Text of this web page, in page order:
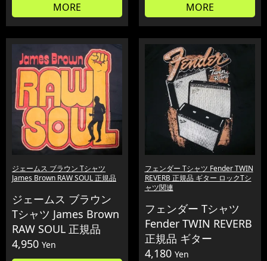
MORE MORE
ジェームス ブラウン Tシャツ
James Brown RAW SOUL 正規品
ジェームス ブラウン
Tシャツ James Brown
RAW SOUL 正規品
4,950 Yen
フェンダー Tシャツ Fender TWIN
REVERB 正規品 ギター ロックTシ
ャツ関連
フェンダー Tシャツ
Fender TWIN REVERB
正規品 ギター
4,180 Yen